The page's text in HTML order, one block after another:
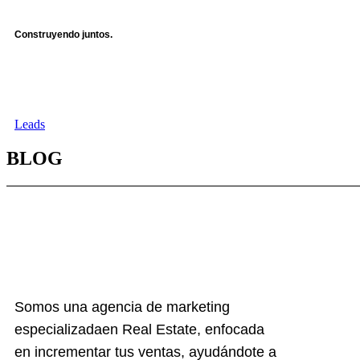
contenido
Construyendo juntos.
Leads
BLOG
Somos una agencia de marketing
especializadaen Real Estate, enfocada
en incrementar tus ventas, ayudándote a